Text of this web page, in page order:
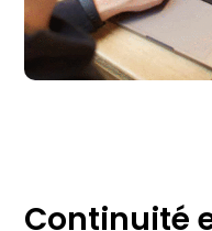
Continuité